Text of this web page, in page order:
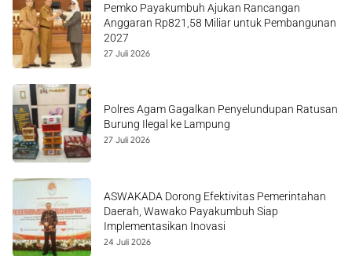
Pemko Payakumbuh Ajukan Rancangan
Anggaran Rp821,58 Miliar untuk Pembangunan
2027
27 Juli 2026
Polres Agam Gagalkan Penyelundupan Ratusan
Burung Ilegal ke Lampung
27 Juli 2026
ASWAKADA Dorong Efektivitas Pemerintahan
Daerah, Wawako Payakumbuh Siap
Implementasikan Inovasi
24 Juli 2026